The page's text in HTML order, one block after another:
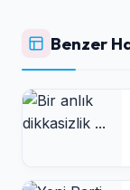
Benzer